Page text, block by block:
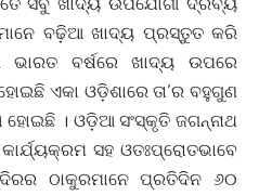
ବଢ଼ିଆ ଖାଦ୍ୟ ପ୍ରସ୍ତୁତ କରି
ଭାରତ ବର୍ଷରେ ଖାଦ୍ୟ ଉପରେ
ଏକା ଓଡ଼ିଶାରେ ତା’ର ବହୁଗୁଣ
ହୋଇଛି । ଓଡ଼ିଆ ସଂସ୍କୃତି ଜଗନ୍ନାଥ
ସହ ଓତଃପ୍ରୋତଭାବେ
ଠାକୁରମାନେ ପ୍ରତିଦିନ ୬୦